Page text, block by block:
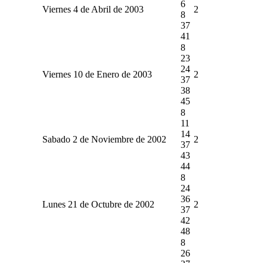
Viernes 4 de Abril de 2003
6
8
37
41
2
Viernes 10 de Enero de 2003
8
23
24
37
38
45
2
Sabado 2 de Noviembre de 2002
8
11
14
37
43
44
2
Lunes 21 de Octubre de 2002
8
24
36
37
42
48
2
8
26